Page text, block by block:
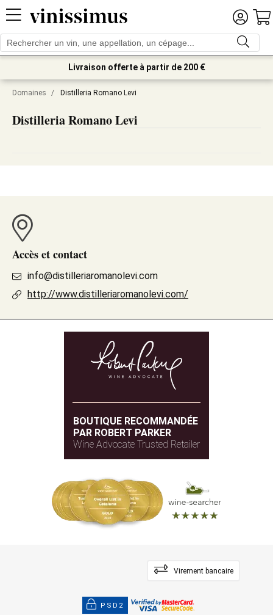
Livraison offerte à partir de 200 €
Domaines / Distilleria Romano Levi
Distilleria Romano Levi
Accès et contact
info@distilleriaromanolevi.com
http://www.distilleriaromanolevi.com/
BOUTIQUE RECOMMANDÉE
PAR ROBERT PARKER
Wine Advocate Trusted Retailer
Virement bancaire
PSD2